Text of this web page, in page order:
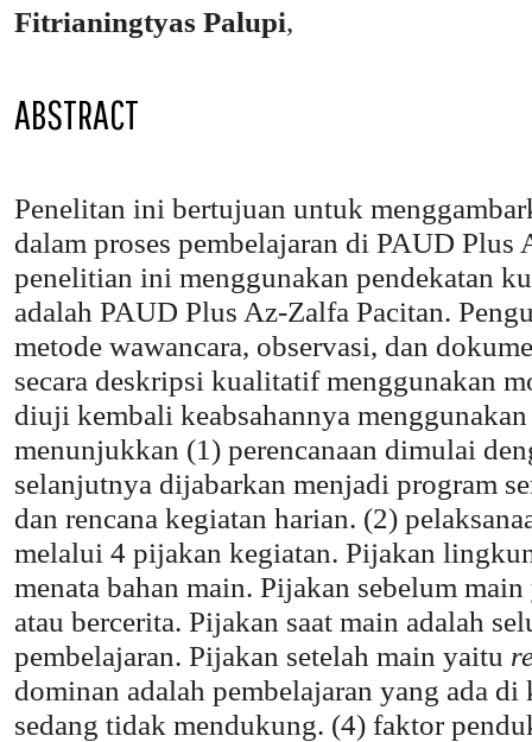
Fitrianingtyas Palupi,
ABSTRACT
Penelitan ini bertujuan untuk
dalam proses pembelajaran di PAUD Plus
penelitian ini menggunakan pendekatan
adalah PAUD Plus Az-Zalfa Pacitan.
metode wawancara, observasi, dan
secara deskripsi kualitatif menggunakan
diuji kembali keabsahannya
menunjukkan (1) perencanaan dimulai
selanjutnya dijabarkan menjadi program
dan rencana kegiatan harian. (2)
melalui 4 pijakan kegiatan. Pijakan
menata bahan main. Pijakan sebelum
atau bercerita. Pijakan saat main adalah
pembelajaran. Pijakan setelah main yaitu
dominan adalah pembelajaran yang ada
sedang tidak mendukung. (4) faktor